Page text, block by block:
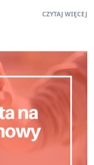
CZYTAJ WIĘCEJ